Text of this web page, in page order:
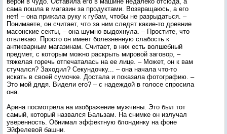
сама пошла в магазин за продуктами. Возвращаюсь, а его
нет! – она прижала руку к губам, чтобы не разрыдаться. –
Понимаете, он считает, что за ним следят какие-то древние
масонские секты, – она шумно выдохнула. – Простите, что
отвлекаю. Просто он имеет болезненную слабость к
антикварным магазинам. Считает, в них есть волшебный
предмет, с которым можно раскрыть мировой заговор, –
тяжелая горечь отпечаталась на ее лице. – Может, он к вам
стучался? Заходил? Секундочку... – она начала что-то
искать в своей сумочке. Достала и показала фотографию. –
Это мой дядя. Видели его? – с надеждой в голосе спросила
она.
Арина посмотрела на изображение мужчины. Это был тот
самый, который назвался Бальзам. На снимке он излучал
уверенность. Обнимал эффектную блондинку на фоне
Эйфелевой башни.